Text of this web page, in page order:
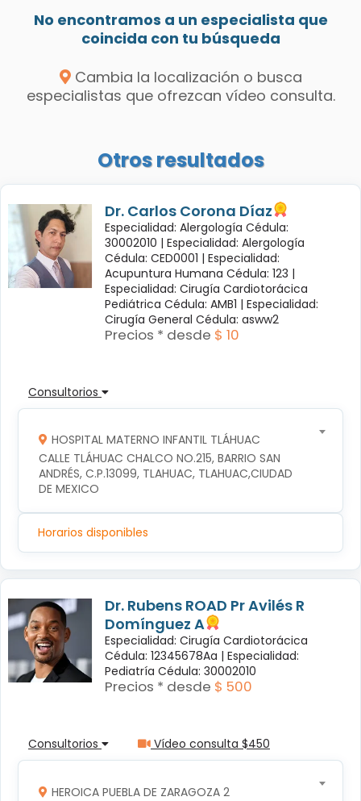
No encontramos a un especialista que
coincida con tu búsqueda
Cambia la localización o busca
especialistas que ofrezcan vídeo consulta.
Otros resultados
Dr. Carlos Corona Díaz
Especialidad: Alergología Cédula:
30002010 | Especialidad: Alergología
Cédula: CED0001 | Especialidad:
Acupuntura Humana Cédula: 123 |
Especialidad: Cirugía Cardiotorácica
Pediátrica Cédula: AMB1 | Especialidad:
Cirugía General Cédula: asww2
Precios * desde $ 10
Consultorios
HOSPITAL MATERNO INFANTIL TLÁHUAC
CALLE TLÁHUAC CHALCO NO.215, BARRIO SAN
ANDRÉS, C.P.13099, TLAHUAC, TLAHUAC,CIUDAD
DE MEXICO
Horarios disponibles
Dr. Rubens ROAD Pr Avilés R
Domínguez A
Especialidad: Cirugía Cardiotorácica
Cédula: 12345678Aa | Especialidad:
Pediatría Cédula: 30002010
Precios * desde $ 500
Consultorios Vídeo consulta $450
HEROICA PUEBLA DE ZARAGOZA 2